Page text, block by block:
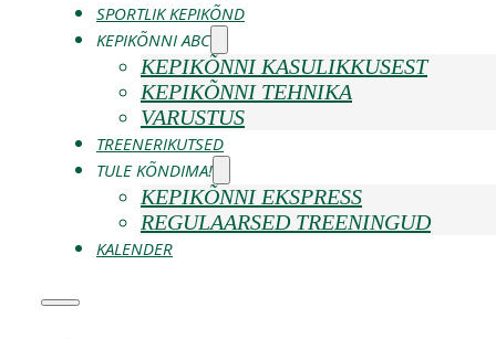
SPORTLIK KEPIKÕND
KEPIKÕNNI ABC
KEPIKÕNNI KASULIKKUSEST
KEPIKÕNNI TEHNIKA
VARUSTUS
TREENERIKUTSED
TULE KÕNDIMA!
KEPIKÕNNI EKSPRESS
REGULAARSED TREENINGUD
KALENDER